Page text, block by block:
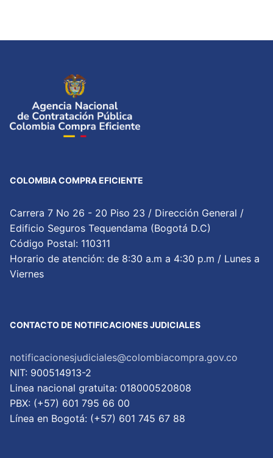
COLOMBIA COMPRA EFICIENTE
Carrera 7 No 26 - 20 Piso 23 / Dirección General /
Edificio Seguros Tequendama (Bogotá D.C)
Código Postal: 110311
Horario de atención: de 8:30 a.m a 4:30 p.m / Lunes a
Viernes
CONTACTO DE NOTIFICACIONES JUDICIALES
notificacionesjudiciales@colombiacompra.gov.co
NIT: 900514913-2
Linea nacional gratuita: 018000520808
PBX: (+57) 601 795 66 00
Lí­nea en Bogotá: (+57) 601 745 67 88